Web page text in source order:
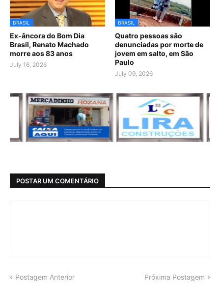
BRASIL
Ex-âncora do Bom Dia
Brasil, Renato Machado
morre aos 83 anos
July 16, 2026
BRASIL
Quatro pessoas são
denunciadas por morte de
jovem em salto, em São
Paulo
July 09, 2026
POSTAR UM COMENTÁRIO
Postagem Anterior Próxima Postagem